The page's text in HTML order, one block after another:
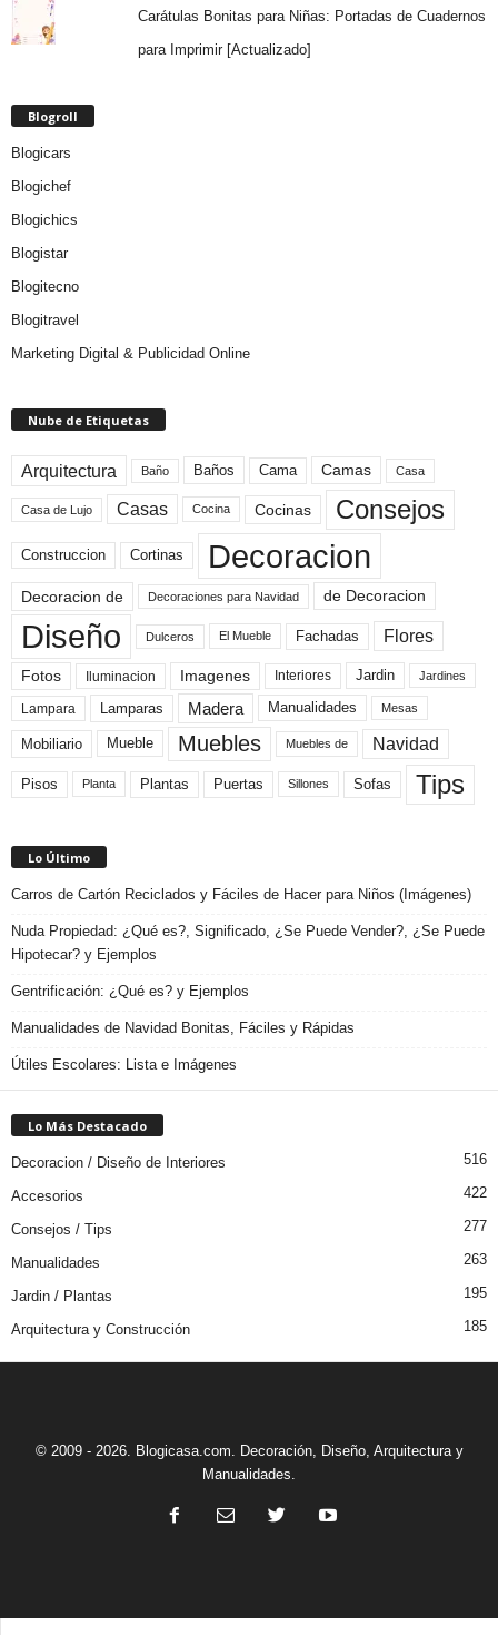
Carátulas Bonitas para Niñas: Portadas de Cuadernos
para Imprimir [Actualizado]
Blogroll
Blogicars
Blogichef
Blogichics
Blogistar
Blogitecno
Blogitravel
Marketing Digital & Publicidad Online
Nube de Etiquetas
Arquitectura Baño Baños Cama Camas Casa
Casa de Lujo Casas Cocina Cocinas Consejos
Construccion Cortinas Decoracion
Decoracion de Decoraciones para Navidad de Decoracion
Diseño Dulceros El Mueble Fachadas Flores
Fotos Iluminacion Imagenes Interiores Jardin Jardines
Lampara Lamparas Madera Manualidades Mesas
Mobiliario Mueble Muebles Muebles de Navidad
Pisos Planta Plantas Puertas Sillones Sofas Tips
Lo Último
Carros de Cartón Reciclados y Fáciles de Hacer para Niños (Imágenes)
Nuda Propiedad: ¿Qué es?, Significado, ¿Se Puede Vender?, ¿Se Puede
Hipotecar? y Ejemplos
Gentrificación: ¿Qué es? y Ejemplos
Manualidades de Navidad Bonitas, Fáciles y Rápidas
Útiles Escolares: Lista e Imágenes
Lo Más Destacado
Decoracion / Diseño de Interiores 516
Accesorios 422
Consejos / Tips 277
Manualidades 263
Jardin / Plantas 195
Arquitectura y Construcción 185
© 2009 - 2026. Blogicasa.com. Decoración, Diseño, Arquitectura y
Manualidades.